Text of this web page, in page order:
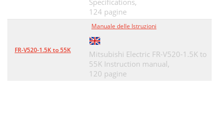
Specifications,
124 pagine
FR-V520-1.5K to 55K
Manuale delle Istruzioni
Mitsubishi Electric FR-V520-1.5K to
55K Instruction manual,
120 pagine